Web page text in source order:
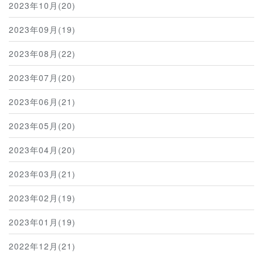
2023年10月(20)
2023年09月(19)
2023年08月(22)
2023年07月(20)
2023年06月(21)
2023年05月(20)
2023年04月(20)
2023年03月(21)
2023年02月(19)
2023年01月(19)
2022年12月(21)